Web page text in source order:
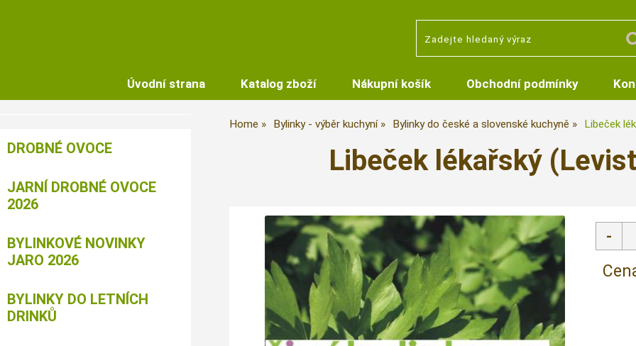
Úvodní strana Katalog zboží Nákupní košík Obchodní podmínky
Home Bylinky - výběr kuchyní Bylinky do české a slovenské kuchyně Libeček
Libeček lékařský
DROBNÉ OVOCE
JARNÍ DROBNÉ OVOCE
2026
BYLINKOVÉ NOVINKY
JARO 2026
BYLINKY DO LETNÍCH
DRINKŮ